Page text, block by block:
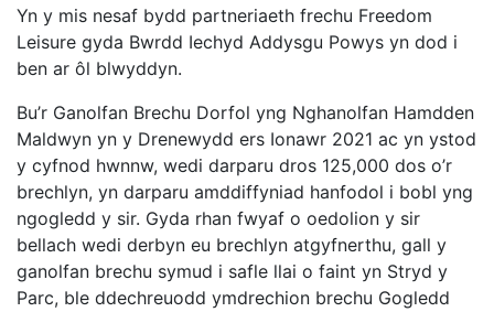
Yn y mis nesaf bydd partneriaeth frechu Freedom
Leisure gyda Bwrdd Iechyd Addysgu Powys yn dod i
ben ar ôl blwyddyn.
Bu’r Ganolfan Brechu Dorfol yng Nghanolfan Hamdden
Maldwyn yn y Drenewydd ers Ionawr 2021 ac yn ystod
y cyfnod hwnnw, wedi darparu dros 125,000 dos o’r
brechlyn, yn darparu amddiffyniad hanfodol i bobl yng
ngogledd y sir. Gyda rhan fwyaf o oedolion y sir
bellach wedi derbyn eu brechlyn atgyfnerthu, gall y
ganolfan brechu symud i safle llai o faint yn Stryd y
Parc, ble ddechreuodd ymdrechion brechu Gogledd